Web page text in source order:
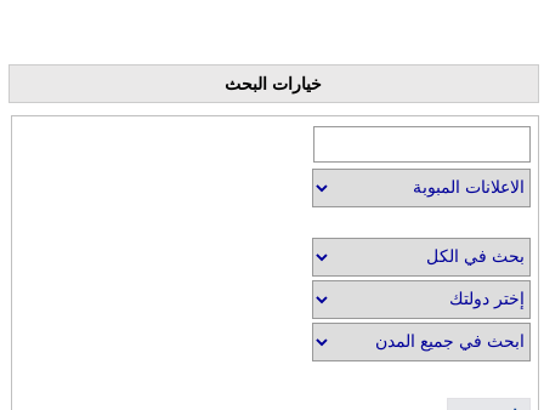
خيارات البحث